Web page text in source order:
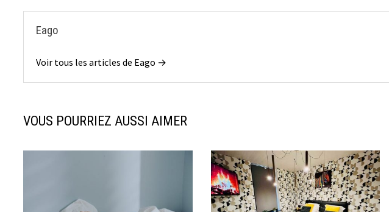
Eago
Voir tous les articles de Eago →
VOUS POURRIEZ AUSSI AIMER